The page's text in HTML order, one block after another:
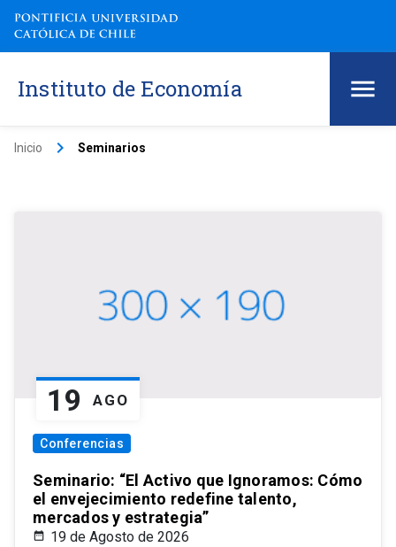
Instituto de Economía
Inicio keyboard_arrow_right Seminarios
19 AGO
Conferencias
Seminario: “El Activo que Ignoramos: Cómo
el envejecimiento redefine talento,
mercados y estrategia”
19 de Agosto de 2026